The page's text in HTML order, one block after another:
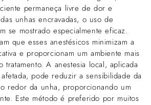
permaneça livre de dor e
unhas encravadas, o uso de
se mostrado especialmente eficaz.
que esses anestésicos minimizam a
e proporcionam um ambiente mais
tratamento. A anestesia local, aplicada
pode reduzir a sensibilidade da
redor da unha, proporcionando um
Este método é preferido por muitos